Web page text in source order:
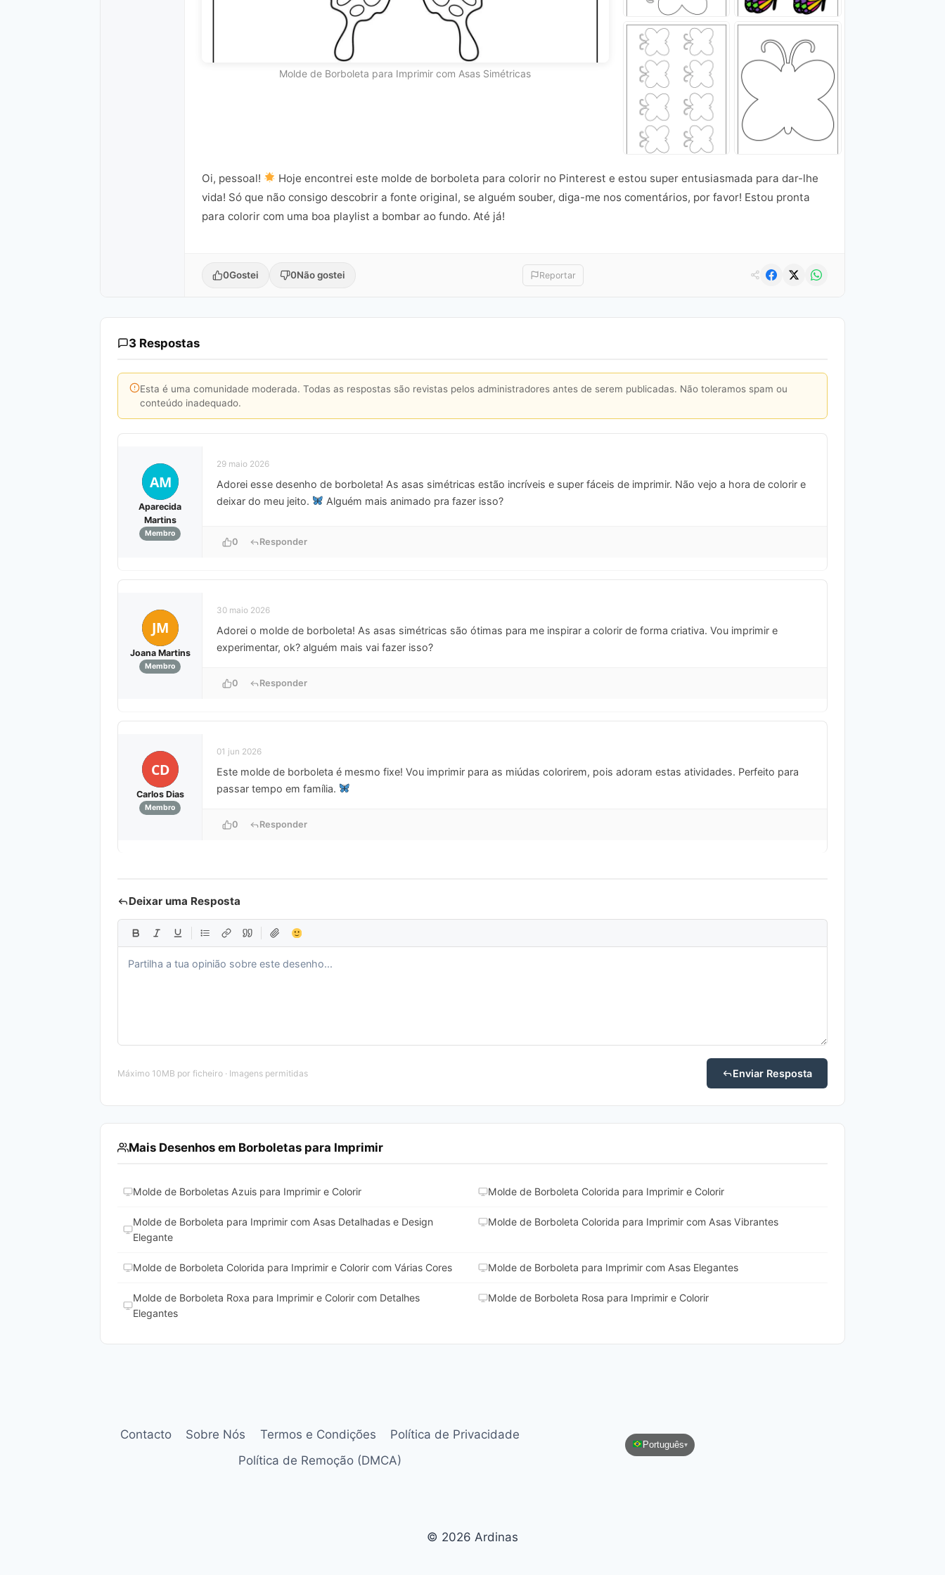
Molde de Borboleta para Imprimir com Asas Simétricas
Oi, pessoal!
Hoje encontrei este molde de borboleta para colorir no Pinterest e estou super entusiasmada para dar-lhe
vida! Só que não consigo descobrir a fonte original, se alguém souber, diga-me nos comentários, por favor! Estou pronta
para colorir com uma boa playlist a bombar ao fundo. Até já!
0Gostei 0Não gostei Reportar
3 Respostas
Esta é uma comunidade moderada. Todas as respostas são revistas pelos administradores antes de serem publicadas. Não toleramos spam ou
conteúdo inadequado.
AM
Aparecida
Martins
Membro
29 maio 2026
Adorei esse desenho de borboleta! As asas simétricas estão incríveis e super fáceis de imprimir. Não vejo a hora de colorir e
deixar do meu jeito.
Alguém mais animado pra fazer isso?
0 Responder
JM
Joana Martins
Membro
30 maio 2026
Adorei o molde de borboleta! As asas simétricas são ótimas para me inspirar a colorir de forma criativa. Vou imprimir e
experimentar, ok? alguém mais vai fazer isso?
0 Responder
CD
Carlos Dias
Membro
01 jun 2026
Este molde de borboleta é mesmo fixe! Vou imprimir para as miúdas colorirem, pois adoram estas atividades. Perfeito para
passar tempo em família.
0 Responder
Deixar uma Resposta
Máximo 10MB por ficheiro · Imagens permitidas Enviar Resposta
Mais Desenhos em Borboletas para Imprimir
Molde de Borboletas Azuis para Imprimir e Colorir Molde de Borboleta Colorida para Imprimir e Colorir
Molde de Borboleta para Imprimir com Asas Detalhadas e Design
Elegante
Molde de Borboleta Colorida para Imprimir com Asas Vibrantes
Molde de Borboleta Colorida para Imprimir e Colorir com Várias Cores Molde de Borboleta para Imprimir com Asas Elegantes
Molde de Borboleta Roxa para Imprimir e Colorir com Detalhes
Elegantes
Molde de Borboleta Rosa para Imprimir e Colorir
Contacto Sobre Nós Termos e Condições
Política de Privacidade
Política de Remoção (DMCA)
Português▾
© 2026 Ardinas